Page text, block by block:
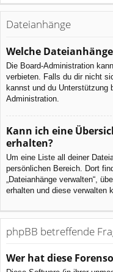
Dateianhänge
Welche
Die Board-Administration
verbieten. Falls du dir nicht
kannst und du Unterstützung
Administration.
Kann ich eine
erhalten?
Um eine Liste all deiner
persönlichen Bereich. Dort
„Dateianhänge verwalten“,
erhalten und diese verwalten
phpBB betreffende
Wer hat diese